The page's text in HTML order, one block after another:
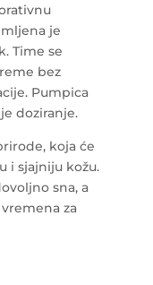
je
Time se
bez
Pumpica
doziranje.
koja će
i sjajniju kožu.
sna, a
za